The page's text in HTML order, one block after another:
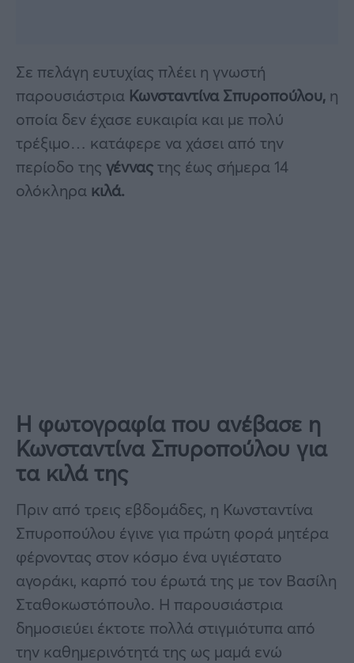
Σε πελάγη ευτυχίας πλέει η γνωστή
παρουσιάστρια Κωνσταντίνα Σπυροπούλου, η
οποία δεν έχασε ευκαιρία και με πολύ
τρέξιμο… κατάφερε να χάσει από την
περίοδο της γένναςτης έως σήμερα 14
ολόκληρα κιλά.
Η φωτογραφία που ανέβασε η
Κωνσταντίνα Σπυροπούλου για
τα κιλά της
Πριν από τρεις εβδομάδες, η Κωνσταντίνα
Σπυροπούλου έγινε για πρώτη φορά μητέρα
φέρνοντας στον κόσμο ένα υγιέστατο
αγοράκι, καρπό του έρωτά της με τον Βασίλη
Σταθοκωστόπουλο. Η παρουσιάστρια
δημοσιεύει έκτοτε πολλά στιγμιότυπα από
την καθημερινότητά της ως μαμά ενώ